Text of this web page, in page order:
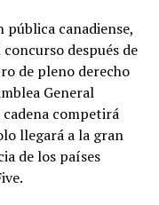
pública canadiense,
después de
de pleno derecho
General
cadena competirá
llegará a la gran
de los países